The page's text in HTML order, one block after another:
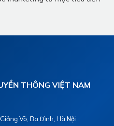
THÔNG VIỆT NAM
Võ, Ba Đình, Hà Nội